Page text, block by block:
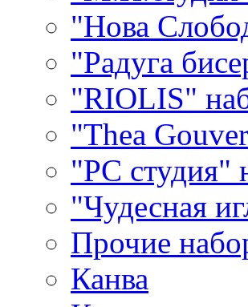
"Нова
"Радуга
"RIOLIS"
"Thea
"РС студия"
"Чудесная
Прочие
Канва